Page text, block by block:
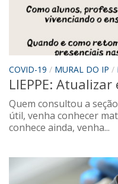
Transtorno do
Quem somos
Sobre o Portal
COVID-19 / MURAL DO IP /
LIEPPE: Atualizar
Quem consultou a
útil, venha conhecer
conhece ainda, venha...